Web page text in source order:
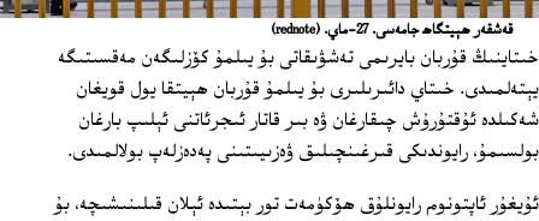
قەشقەر ھېيتگاھ جامەسى. 27-ماي. (rednote)
خىتاينىڭ قۇربان بايرىمى تەشۋىقاتى بۇ يىلمۇ كۆزلىگەن مەقسىتىگە
يېتەلمىدى. خىتاي دائىرىلىرى بۇ يىلمۇ قۇربان ھېيتقا يول قويغان
شەكىلدە ئۇقتۇرۇش چىقارغان ۋە بىر قاتار ئىجرئاتنى ئېلىپ بارغان
بولسىمۇ، رايوندىكى قىرغىنچىلىق ۋەزىيىتىنى پەدەزلەپ بولالمىدى.
ئۇيغۇر ئاپتونوم رايونلۇق ھۆكۈمەت تور بېتىدە ئېلان قىلىنىشىچە، بۇ